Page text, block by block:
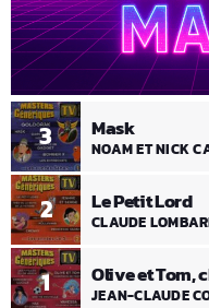
1 Olive et Tom,
JEAN-CLAUDE
2 Le Petit Lord
CLAUDE
3 Mask
NOAM ET NICK